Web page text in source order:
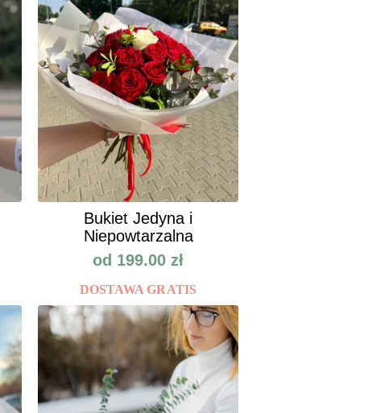
Bukiet Jedyna i
Niepowtarzalna
od 199.00 zł
DOSTAWA GRATIS